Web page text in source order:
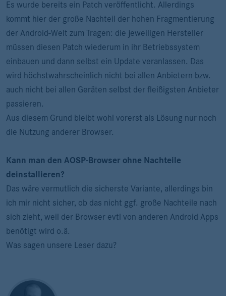
Es wurde bereits ein Patch veröffentlicht. Allerdings
kommt hier der große Nachteil der hohen Fragmentierung
der Android-Welt zum Tragen: die jeweiligen Hersteller
müssen diesen Patch wiederum in ihr Betriebssystem
einbauen und dann selbst ein Update veranlassen. Das
wird höchstwahrscheinlich nicht bei allen Anbietern bzw.
auch nicht bei allen Geräten selbst der fleißigsten Anbieter
passieren.
Aus diesem Grund bleibt wohl vorerst als Lösung nur noch
die Nutzung anderer Browser.
Kann man den AOSP-Browser ohne Nachteile
deinstallieren?
Das wäre vermutlich die sicherste Variante, allerdings bin
ich mir nicht sicher, ob das nicht ggf. große Nachteile nach
sich zieht, weil der Browser evtl von anderen Android Apps
benötigt wird o.ä.
Was sagen unsere Leser dazu?